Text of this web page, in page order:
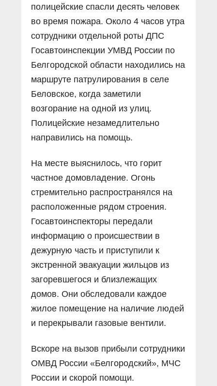
полицейские спасли десять человек
во время пожара. Около 4 часов утра
сотрудники отдельной роты ДПС
Госавтоинспекции УМВД России по
Белгородской области находились на
маршруте патрулирования в селе
Беловское, когда заметили
возгорание на одной из улиц.
Полицейские незамедлительно
направились на помощь.
На месте выяснилось, что горит
частное домовладение. Огонь
стремительно распространялся на
расположенные рядом строения.
Госавтоинспекторы передали
информацию о происшествии в
дежурную часть и приступили к
экстренной эвакуации жильцов из
загоревшегося и близлежащих
домов. Они обследовали каждое
жилое помещение на наличие людей
и перекрывали газовые вентили.
Вскоре на вызов прибыли сотрудники
ОМВД России «Белгородский», МЧС
России и скорой помощи.